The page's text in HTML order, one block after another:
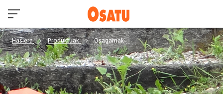
Hasiera Produktuak Osagarriak